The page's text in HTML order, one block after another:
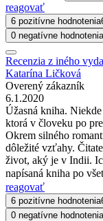
reagovať
6 pozitívne hodnotenia
0 negatívne hodnotenia
Recenzia z iného
Katarína Ličková
Overený zákazník
6.1.2020
Úžasná kniha.
ktorá v človeku po
Okrem silného
dôležité vzťahy.
život, aký je v Indii.
napísaná kniha po
reagovať
6 pozitívne hodnotenia
0 negatívne hodnotenia